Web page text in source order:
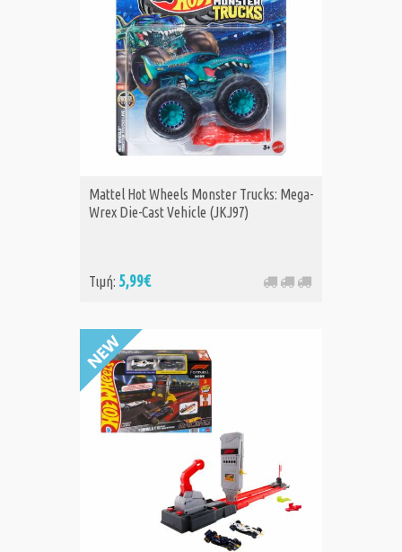
Mattel Hot Wheels Monster Trucks: Mega-
Wrex Die-Cast Vehicle (JKJ97)
Τιμή: 5,99€